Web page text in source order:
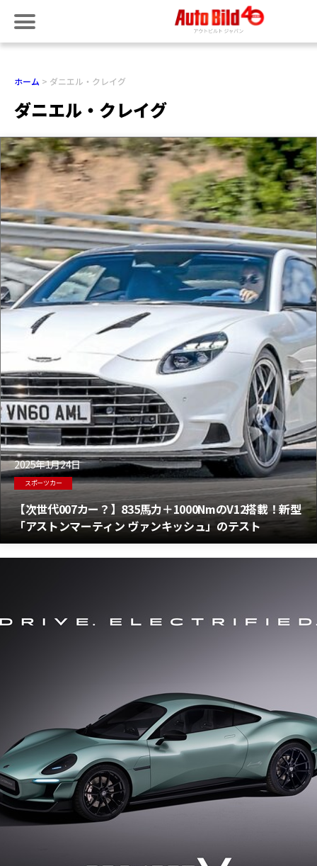
ホーム ダニエル・クレイグ
ダニエル・クレイグ
2025年1月24日
スポーツカー
【次世代007カー？】835馬力＋1000NmのV12搭載！新型
「アストンマーティン ヴァンキッシュ」のテスト